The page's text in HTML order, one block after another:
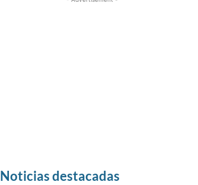
Noticias destacadas